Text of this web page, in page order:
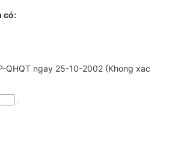
có:
QHQT ngay 25-10-2002 (Khong xac